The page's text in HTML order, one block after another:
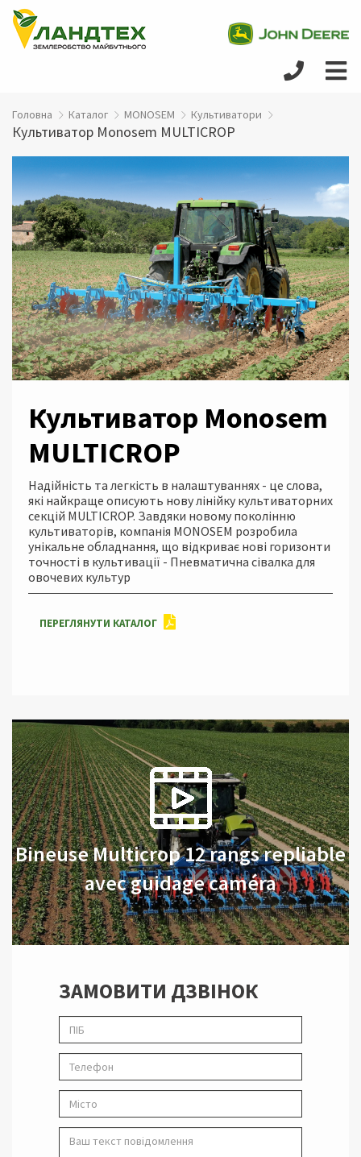
Головна Каталог MONOSEM Культиватори
Культиватор Monosem MULTICROР
Культиватор Monosem
MULTICROР
Надійність та легкість в налаштуваннях - це слова,
які найкраще описують нову лінійку культиваторних
секцій MULTICROP. Завдяки новому поколінню
культиваторів, компанія MONOSEM розробила
унікальне обладнання, що відкриває нові горизонти
точності в культивації - Пневматична сівалка для
овочевих культур
ПЕРЕГЛЯНУТИ КАТАЛОГ
Bineuse Multicrop 12 rangs repliable
avec guidage caméra
ЗАМОВИТИ ДЗВІНОК